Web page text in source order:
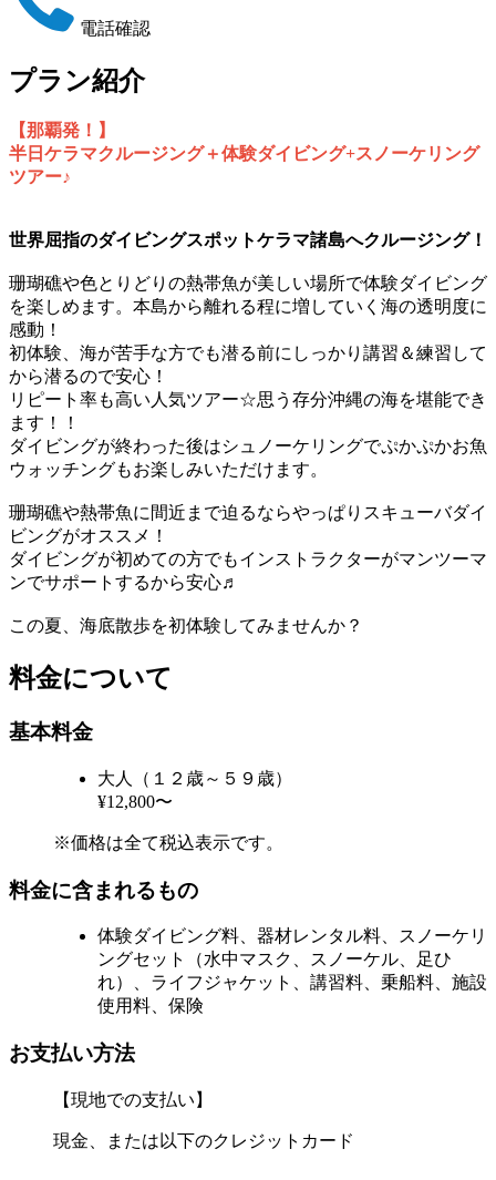
電話確認
プラン紹介
【那覇発！】
半日ケラマクルージング＋体験ダイビング+スノーケリング
ツアー♪
世界屈指のダイビングスポットケラマ諸島へクルージング！
珊瑚礁や色とりどりの熱帯魚が美しい場所で体験ダイビング
を楽しめます。本島から離れる程に増していく海の透明度に
感動！
初体験、海が苦手な方でも潜る前にしっかり講習＆練習して
から潜るので安心！
リピート率も高い人気ツアー☆思う存分沖縄の海を堪能でき
ます！！
ダイビングが終わった後はシュノーケリングでぷかぷかお魚
ウォッチングもお楽しみいただけます。
珊瑚礁や熱帯魚に間近まで迫るならやっぱりスキューバダイ
ビングがオススメ！
ダイビングが初めての方でもインストラクターがマンツーマ
ンでサポートするから安心♬
この夏、海底散歩を初体験してみませんか？
料金について
基本料金
大人（１２歳～５９歳）
¥12,800〜
※価格は全て税込表示です。
料金に含まれるもの
体験ダイビング料、器材レンタル料、スノーケリ
ングセット（水中マスク、スノーケル、足ひ
れ）、ライフジャケット、講習料、乗船料、施設
使用料、保険
お支払い方法
【現地での支払い】
現金、または以下のクレジットカード